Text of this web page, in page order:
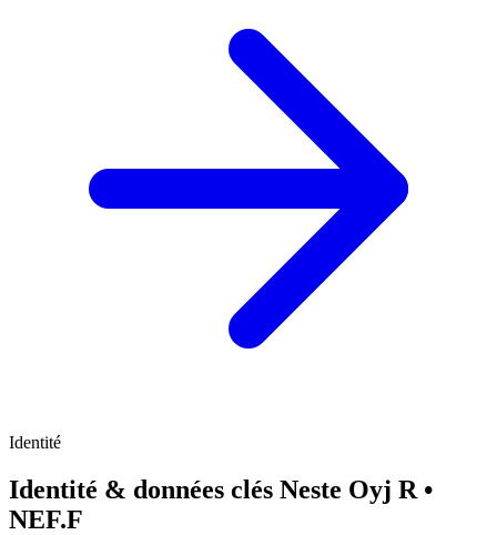
Identité
Identité & données clés Neste Oyj R •
NEF.F